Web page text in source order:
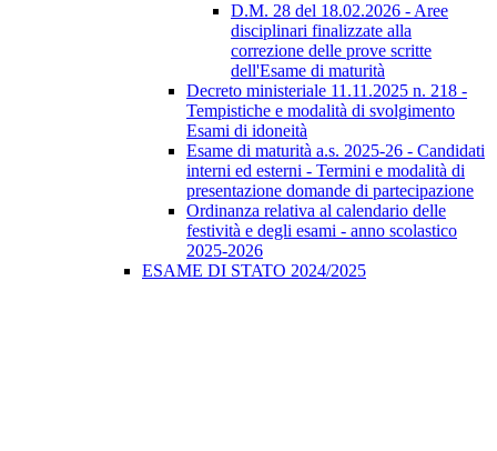
D.M. 28 del 18.02.2026 - Aree
disciplinari finalizzate alla
correzione delle prove scritte
dell'Esame di maturità
Decreto ministeriale 11.11.2025 n. 218 -
Tempistiche e modalità di svolgimento
Esami di idoneità
Esame di maturità a.s. 2025-26 - Candidati
interni ed esterni - Termini e modalità di
presentazione domande di partecipazione
Ordinanza relativa al calendario delle
festività e degli esami - anno scolastico
2025-2026
ESAME DI STATO 2024/2025